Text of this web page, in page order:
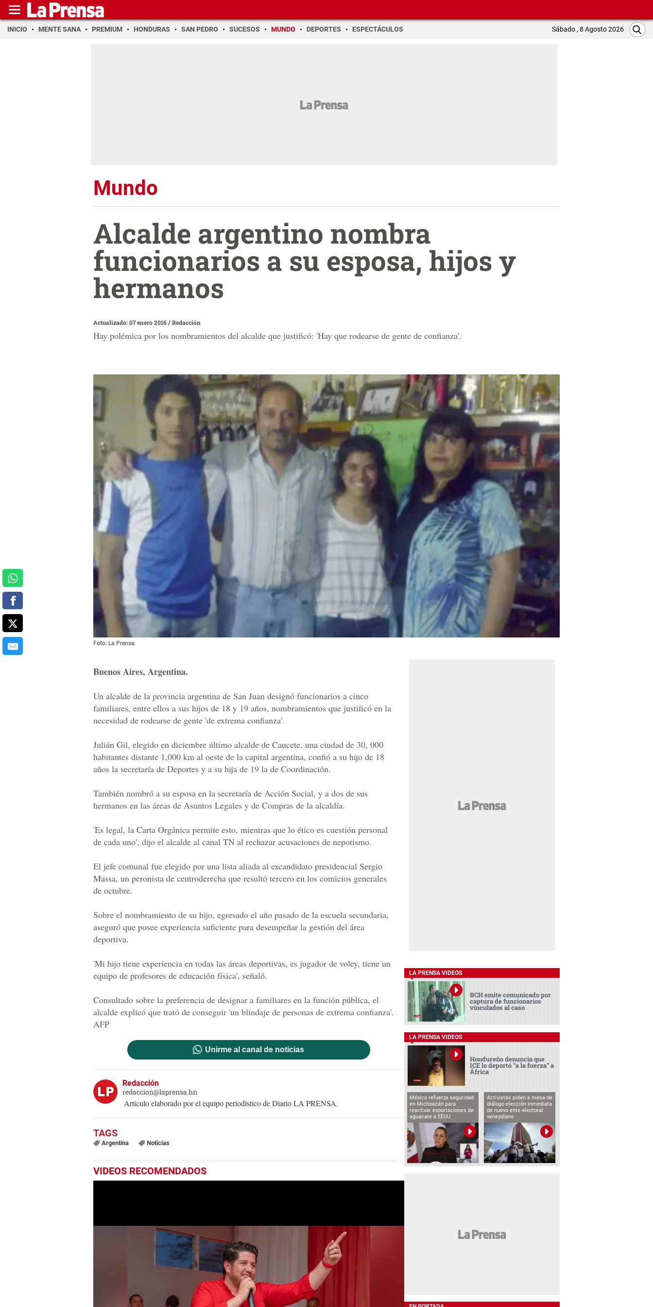
INICIO MENTE SANA PREMIUM HONDURAS SAN PEDRO SUCESOS MUNDO DEPORTES ESPECTÁCULOS Sábado , 8 Agosto 2026
Mundo
Alcalde argentino nombra
funcionarios a su esposa, hijos y
hermanos
Actualizado: 07 enero 2016/Redacción
Hay polémica por los nombramientos del alcalde que justificó: 'Hay que rodearse de gente de confianza'.
Foto: La Prensa
Buenos Aires, Argentina.
Un alcalde de la provincia argentina de San Juan designó funcionarios a cinco
familiares, entre ellos a sus hijos de 18 y 19 años, nombramientos que justificó en la
necesidad de rodearse de gente 'de extrema confianza'.
Julián Gil, elegido en diciembre último alcalde de Caucete, una ciudad de 30, 000
habitantes distante 1,000 km al oeste de la capital argentina, confió a su hijo de 18
años la secretaría de Deportes y a su hija de 19 la de Coordinación.
También nombró a su esposa en la secretaría de Acción Social, y a dos de sus
hermanos en las áreas de Asuntos Legales y de Compras de la alcaldía.
'Es legal, la Carta Orgánica permite esto, mientras que lo ético es cuestión personal
de cada uno', dijo el alcalde al canal TN al rechazar acusaciones de nepotismo.
El jefe comunal fue elegido por una lista aliada al excandidato presidencial Sergio
Massa, un peronista de centroderecha que resultó tercero en los comicios generales
de octubre.
Sobre el nombramiento de su hijo, egresado el año pasado de la escuela secundaria,
aseguró que posee experiencia suficiente para desempeñar la gestión del área
deportiva.
'Mi hijo tiene experiencia en todas las áreas deportivas, es jugador de voley, tiene un
equipo de profesores de educación física', señaló.
Consultado sobre la preferencia de designar a familiares en la función pública, el
alcalde explicó que trató de conseguir 'un blindaje de personas de extrema confianza'.
AFP
Unirme al canal de noticias
Redacción
redaccion@laprensa.hn
Artículo elaborado por el equipo periodístico de Diario LA PRENSA.
Argentina Noticias
VIDEOS RECOMENDADOS
LA PRENSA VIDEOS
BCH emite comunicado por
captura de funcionarios
vinculados al caso
LA PRENSA VIDEOS
Hondureño denuncia que
ICE lo deportó “a la fuerza” a
África
México refuerza seguridad
en Michoacán para
reactivar exportaciones de
aguacate a EEUU
Activistas piden a mesa de
diálogo elección inmediata
de nuevo ente electoral
venezolano